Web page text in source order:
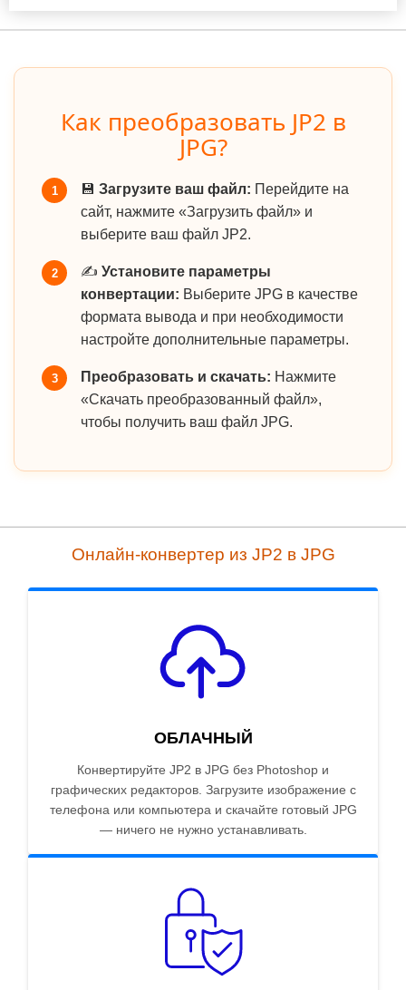
Как преобразовать JP2 в
JPG?
1 💾 Загрузите ваш файл: Перейдите на
сайт, нажмите «Загрузить файл» и
выберите ваш файл JP2.
2 ✍️ Установите параметры
конвертации: Выберите JPG в качестве
формата вывода и при необходимости
настройте дополнительные параметры.
3 Преобразовать и скачать: Нажмите
«Скачать преобразованный файл»,
чтобы получить ваш файл JPG.
Онлайн-конвертер из JP2 в JPG
ОБЛАЧНЫЙ
Конвертируйте JP2 в JPG без Photoshop и
графических редакторов. Загрузите изображение с
телефона или компьютера и скачайте готовый JPG
— ничего не нужно устанавливать.